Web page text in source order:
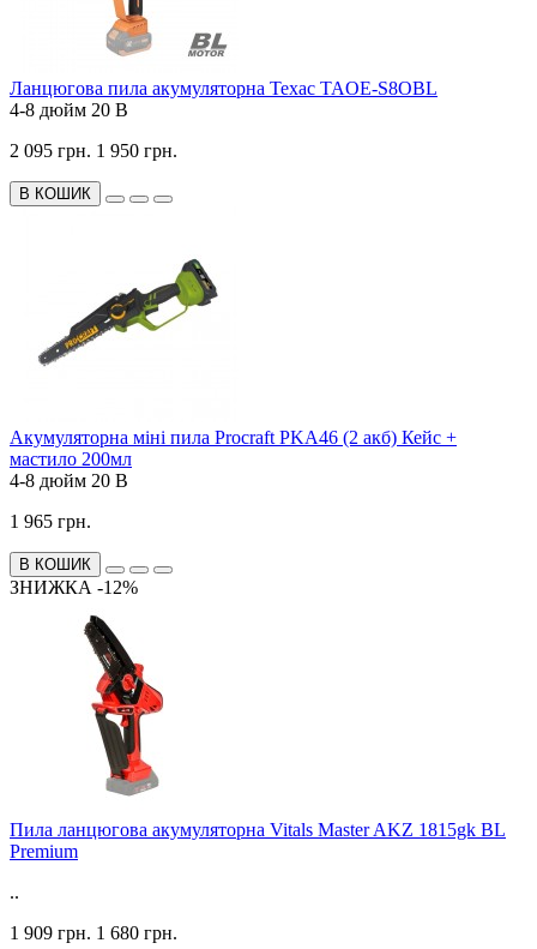
Ланцюгова пила акумуляторна Техас TAOE-S8OBL
4-8 дюйм 20 В
2 095 грн. 1 950 грн.
В КОШИК
Акумуляторна міні пила Procraft PKA46 (2 акб) Кейс +
мастило 200мл
4-8 дюйм 20 В
1 965 грн.
В КОШИК
ЗНИЖКА -12%
Пила ланцюгова акумуляторна Vitals Master AKZ 1815gk BL
Premium
..
1 909 грн. 1 680 грн.